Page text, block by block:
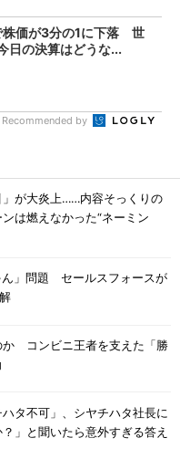
株価が3分の1に下落 世
日の決算はどうな...
Recommended by
が大炎上……内容そっくりの
は燃えなかった“ネーミン
ん」問題 セールスフォースが
か コンビニ王者を支えた「勝
タ不可」、シヤチハタ社長に
」と聞いたら意外すぎる答え